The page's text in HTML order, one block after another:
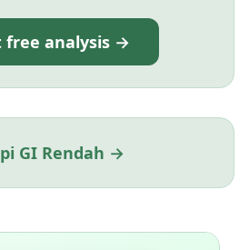
free analysis →
GI Rendah →